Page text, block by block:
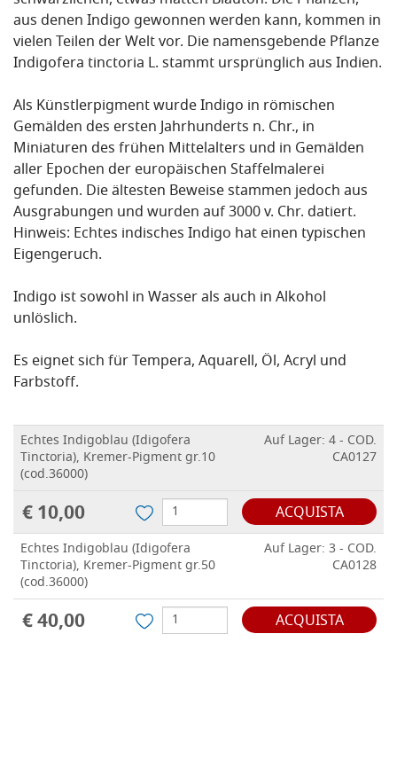
aus denen Indigo gewonnen werden kann, kommen in
vielen Teilen der Welt vor. Die namensgebende Pflanze
Indigofera tinctoria L. stammt ursprünglich aus Indien.
Als Künstlerpigment wurde Indigo in römischen
Gemälden des ersten Jahrhunderts n. Chr., in
Miniaturen des frühen Mittelalters und in Gemälden
aller Epochen der europäischen Staffelmalerei
gefunden. Die ältesten Beweise stammen jedoch aus
Ausgrabungen und wurden auf 3000 v. Chr. datiert.
Hinweis: Echtes indisches Indigo hat einen typischen
Eigengeruch.
Indigo ist sowohl in Wasser als auch in Alkohol
unlöslich.
Es eignet sich für Tempera, Aquarell, Öl, Acryl und
Farbstoff.
Echtes Indigoblau (Idigofera
Tinctoria), Kremer-Pigment gr.10
(cod.36000)
Auf Lager: 4 - COD.
CA0127
€ 10,00 ACQUISTA
Echtes Indigoblau (Idigofera
Tinctoria), Kremer-Pigment gr.50
(cod.36000)
Auf Lager: 3 - COD.
CA0128
€ 40,00 ACQUISTA